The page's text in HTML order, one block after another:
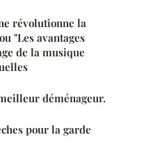
révolutionne la
"Les avantages
de la musique
déménageur.
pour la garde